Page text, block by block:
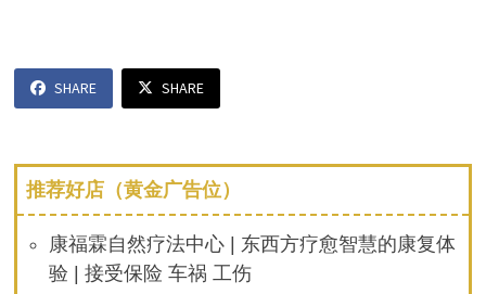
SHARE SHARE
推荐好店（黄金广告位）
康福霖自然疗法中心 | 东西方疗愈智慧的康复体
验 | 接受保险 车祸 工伤